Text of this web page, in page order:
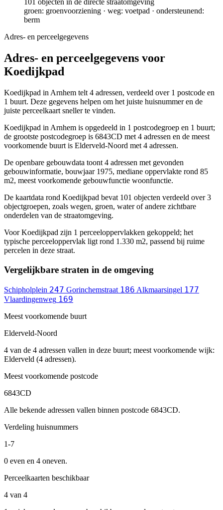
101 objecten in de directe straatomgeving
groen: groenvoorziening · weg: voetpad · ondersteunend:
berm
Adres- en perceelgegevens
Adres- en perceelgegevens voor
Koedijkpad
Koedijkpad in Arnhem telt 4 adressen, verdeeld over 1 postcode en
1 buurt. Deze gegevens helpen om het juiste huisnummer en de
juiste perceelkaart sneller te vinden.
Koedijkpad in Arnhem is opgedeeld in 1 postcodegroep en 1 buurt;
de grootste postcodegroep is 6843CD met 4 adressen en de meest
voorkomende buurt is Elderveld-Noord met 4 adressen.
De openbare gebouwdata toont 4 adressen met gevonden
gebouwinformatie, bouwjaar 1975, mediane oppervlakte rond 85
m2, meest voorkomende gebouwfunctie woonfunctie.
De kaartdata rond Koedijkpad bevat 101 objecten verdeeld over 3
objectgroepen, zoals wegen, groen, water of andere zichtbare
onderdelen van de straatomgeving.
Voor Koedijkpad zijn 1 perceeloppervlakken gekoppeld; het
typische perceeloppervlak ligt rond 1.330 m2, passend bij ruime
percelen in deze straat.
Vergelijkbare straten in de omgeving
Schipholplein 247 Gorinchemstraat 186 Alkmaarsingel 177
Vlaardingenweg 169
Meest voorkomende buurt
Elderveld-Noord
4 van de 4 adressen vallen in deze buurt; meest voorkomende wijk:
Elderveld (4 adressen).
Meest voorkomende postcode
6843CD
Alle bekende adressen vallen binnen postcode 6843CD.
Verdeling huisnummers
1-7
0 even en 4 oneven.
Perceelkaarten beschikbaar
4 van 4